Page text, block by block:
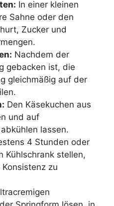
In einer kleinen
Sahne oder den
Zucker und
Nachdem der
gebacken ist, die
gleichmäßig auf der
Den Käsekuchen aus
und auf
lassen.
4 Stunden oder
Kühlschrank stellen,
zu